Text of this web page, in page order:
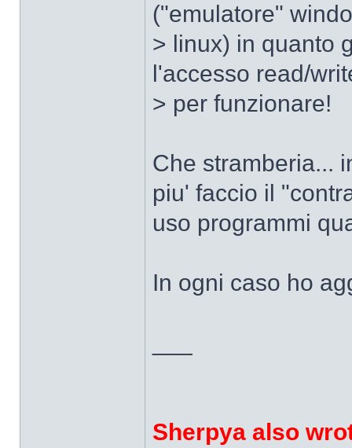
("emulatore"
> linux) in quanto
l'accesso read/
> per funzionare!
Che stramberia...
piu' faccio il
uso programmi
In ogni caso ho
Sherpya also